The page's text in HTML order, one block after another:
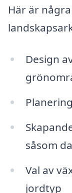
Här är
Design
såsom
Val av
jordtyp